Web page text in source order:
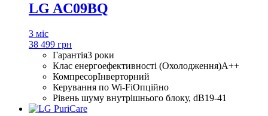
LG AC09BQ
3 міс
38 499 грн
Гарантія3 роки
Клас енергоефективності (Охолодження)A++
КомпресорІнверторний
Керування по Wi-FiОпційно
Рівень шуму внутрішнього блоку, dB19-41